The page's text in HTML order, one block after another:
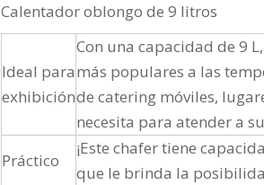
Calentador oblongo de 9 litros
Ideal para
exhibición
Con una capacidad de 9
más populares a las
de catering móviles,
necesita para atender a
Práctico
¡Este chafer tiene
que le brinda la